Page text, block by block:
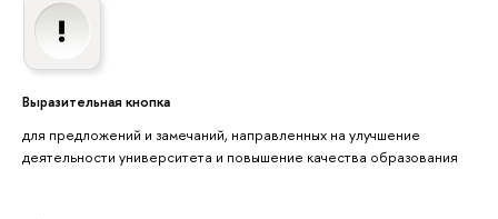
Выразительная кнопка
для предложений и замечаний, направленных на улучшение
деятельности университета и повышение качества образования